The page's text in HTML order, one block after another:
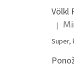
Völkl
|
Super,